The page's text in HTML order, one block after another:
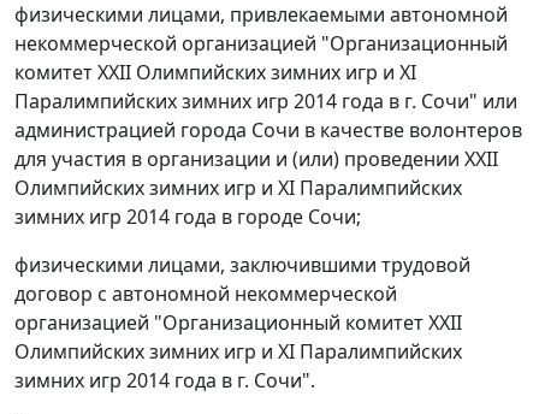
физическими лицами, привлекаемыми автономной
некоммерческой организацией "Организационный
комитет XXII Олимпийских зимних игр и XI
Паралимпийских зимних игр 2014 года в г. Сочи" или
администрацией города Сочи в качестве волонтеров
для участия в организации и (или) проведении XXII
Олимпийских зимних игр и XI Паралимпийских
зимних игр 2014 года в городе Сочи;
физическими лицами, заключившими трудовой
договор с автономной некоммерческой
организацией "Организационный комитет XXII
Олимпийских зимних игр и XI Паралимпийских
зимних игр 2014 года в г. Сочи".